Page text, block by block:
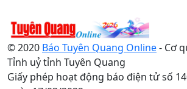
© 2020 Báo Tuyên Quang Online- Cơ
Tỉnh uỷ tỉnh Tuyên Quang
Giấy phép hoạt động báo điện tử số